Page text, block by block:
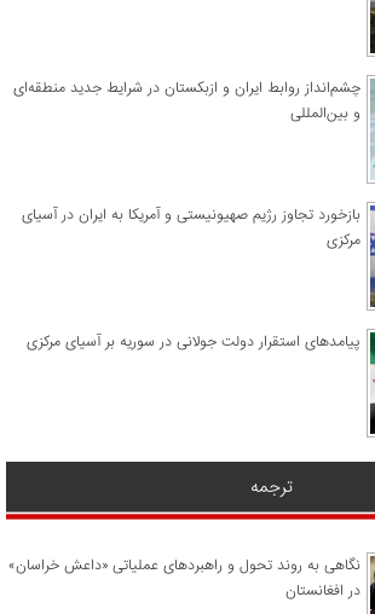
چشم‌انداز روابط ایران و ازبکستان در شرایط جدید منطقه‌ای
و بین‌المللی
​بازخورد تجاوز رژیم صهیونیستی و آمریکا به ایران در آسیای
مرکزی
پیامدهای استقرار دولت جولانی در سوریه بر آسیای مرکزی
ترجمه
نگاهی به روند تحول و راهبردهای عملیاتی «داعش خراسان»
در افغانستان